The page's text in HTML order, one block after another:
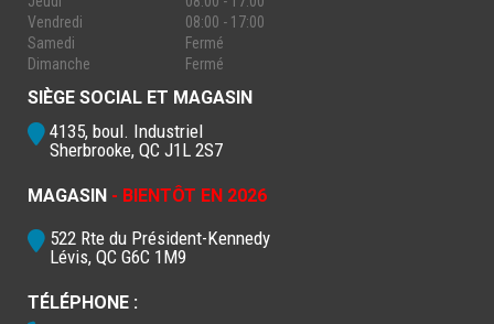
Vendredi
08:00 - 17:00
Samedi
Fermé
Dimanche
Fermé
SIÈGE SOCIAL ET MAGASIN
4135, boul. Industriel
Sherbrooke, QC J1L 2S7
MAGASIN - BIENTÔT EN 2026
522 Rte du Président-Kennedy
Lévis, QC G6C 1M9
TÉLÉPHONE :